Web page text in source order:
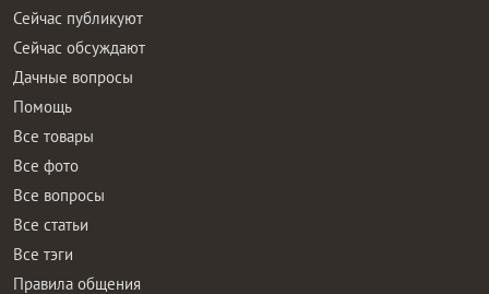
Сейчас публикуют
Сейчас обсуждают
Дачные вопросы
Помощь
Все товары
Все фото
Все вопросы
Все статьи
Все тэги
Правила общения